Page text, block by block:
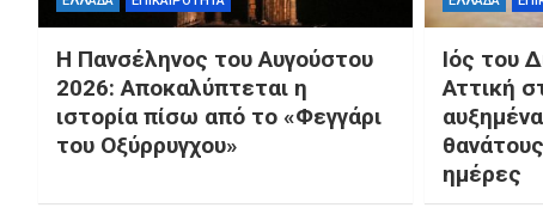
Η Πανσέληνος του Αυγούστου
2026: Αποκαλύπτεται η
ιστορία πίσω από το «Φεγγάρι
του Οξύρρυγχου»
Ιός του
Αττική
ημέρες